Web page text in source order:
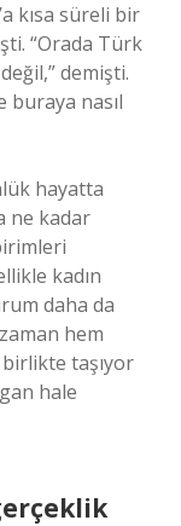
kısa süreli bir
“Orada Türk
demişti.
buraya nasıl
hayatta
ne kadar
kadın
daha da
hem
taşıyor
hale